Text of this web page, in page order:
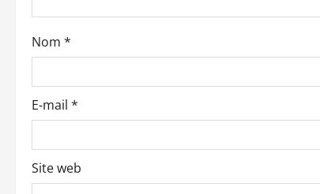
r
t
i
l
Nom *
E-mail *
Site web